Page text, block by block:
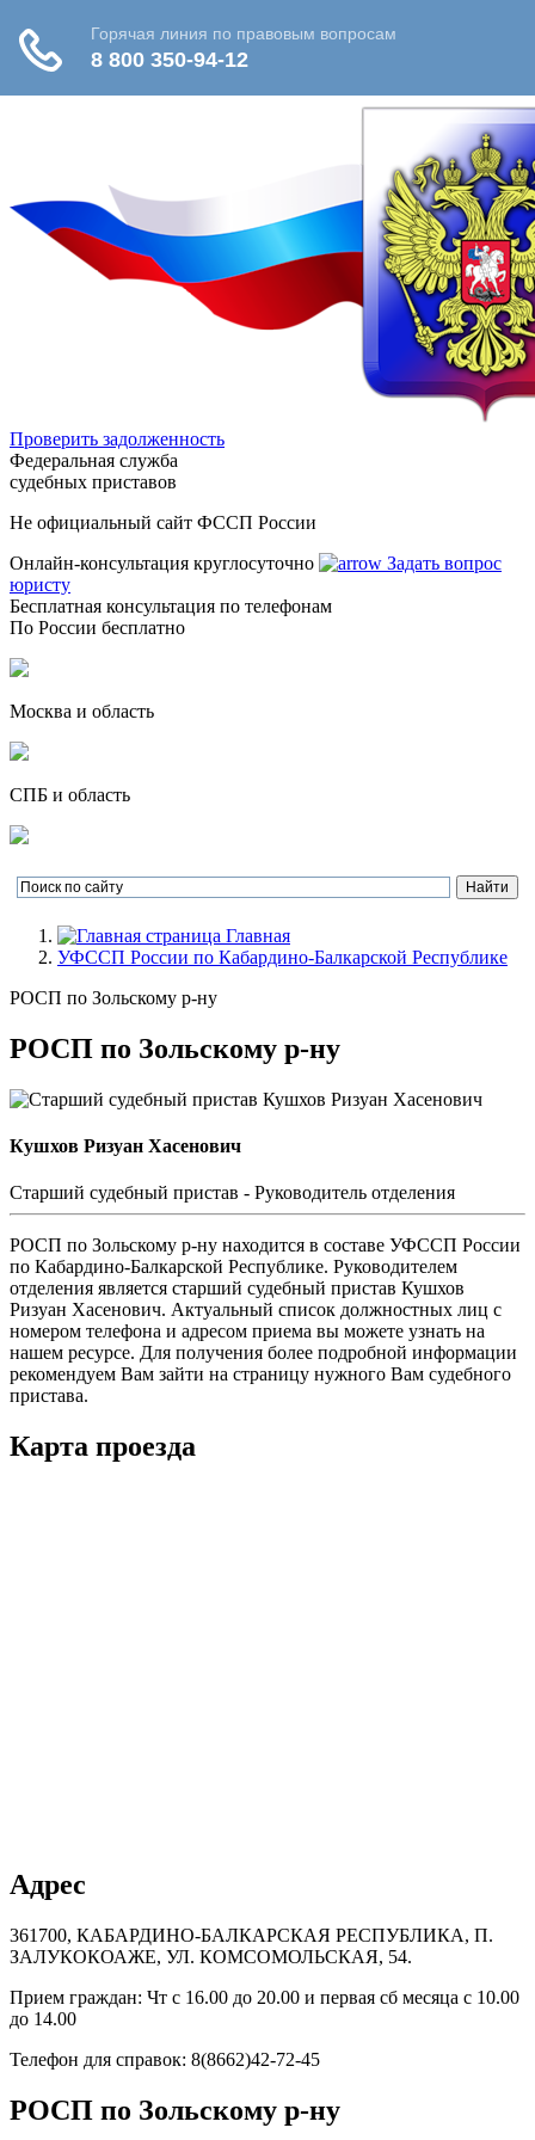
Проверить задолженность
Федеральная служба
судебных приставов
Не официальный сайт ФССП России
Онлайн-консультация круглосуточно
Задать вопрос
юристу
Бесплатная консультация по телефонам
По России бесплатно
Москва и область
СПБ и область
Главная
УФССП России по Кабардино-Балкарской Республике
РОСП по Зольскому р-ну
РОСП по Зольскому р-ну
Кушхов Ризуан Хасенович
Cтарший судебный пристав - Руководитель отделения
РОСП по Зольскому р-ну находится в составе УФССП России
по Кабардино-Балкарской Республике. Руководителем
отделения является старший судебный пристав Кушхов
Ризуан Хасенович. Актуальный список должностных лиц с
номером телефона и адресом приема вы можете узнать на
нашем ресурсе. Для получения более подробной информации
рекомендуем Вам зайти на страницу нужного Вам судебного
пристава.
Карта проезда
Адрес
361700, КАБАРДИНО-БАЛКАРСКАЯ РЕСПУБЛИКА, П.
ЗАЛУКОКОАЖЕ, УЛ. КОМСОМОЛЬСКАЯ, 54.
Прием граждан: Чт с 16.00 до 20.00 и первая сб месяца с 10.00
до 14.00
Телефон для справок: 8(8662)42-72-45
РОСП по Зольскому р-ну